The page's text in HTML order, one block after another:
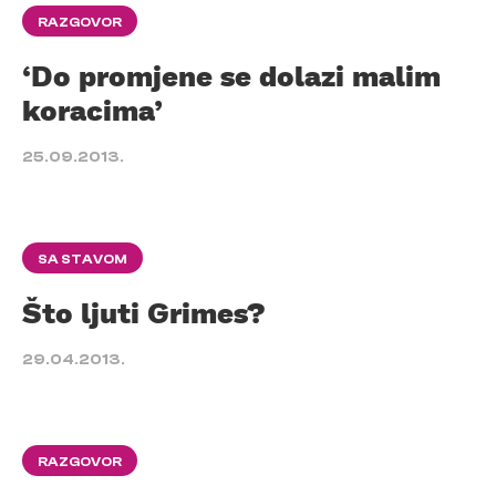
RAZGOVOR
‘Do promjene se dolazi malim
koracima’
25.09.2013.
SA STAVOM
Što ljuti Grimes?
29.04.2013.
RAZGOVOR